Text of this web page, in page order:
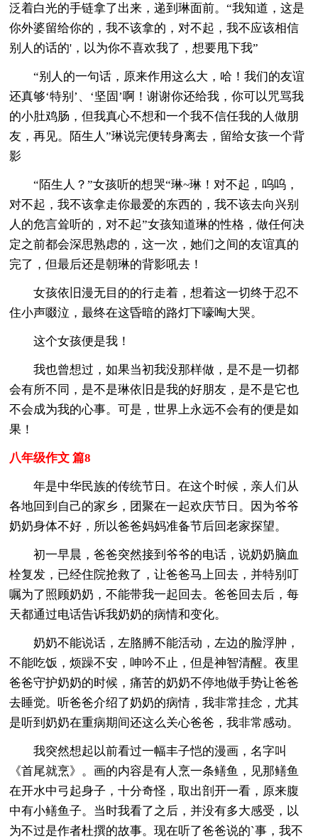
泛着白光的手链拿了出来，递到琳面前。“我知道，这是
你外婆留给你的，我不该拿的，对不起，我不应该相信
别人的话的'，以为你不喜欢我了，想要甩下我”
“别人的一句话，原来作用这么大，哈！我们的友谊
还真够‘特别’、‘坚固’啊！谢谢你还给我，你可以咒骂我
的小肚鸡肠，但我真心不想和一个我不信任我的人做朋
友，再见。陌生人”琳说完便转身离去，留给女孩一个背
影
“陌生人？”女孩听的想哭“琳~琳！对不起，呜呜，
对不起，我不该拿走你最爱的东西的，我不该去向兴别
人的危言耸听的，对不起”女孩知道琳的性格，做任何决
定之前都会深思熟虑的，这一次，她们之间的友谊真的
完了，但最后还是朝琳的背影吼去！
女孩依旧漫无目的的行走着，想着这一切终于忍不
住小声啜泣，最终在这昏暗的路灯下嚎啕大哭。
这个女孩便是我！
我也曾想过，如果当初我没那样做，是不是一切都
会有所不同，是不是琳依旧是我的好朋友，是不是它也
不会成为我的心事。可是，世界上永远不会有的便是如
果！
八年级作文 篇8
年是中华民族的传统节日。在这个时候，亲人们从
各地回到自己的家乡，团聚在一起欢庆节日。因为爷爷
奶奶身体不好，所以爸爸妈妈准备节后回老家探望。
初一早晨，爸爸突然接到爷爷的电话，说奶奶脑血
栓复发，已经住院抢救了，让爸爸马上回去，并特别叮
嘱为了照顾奶奶，不能带我一起回去。爸爸回去后，每
天都通过电话告诉我奶奶的病情和变化。
奶奶不能说话，左胳膊不能活动，左边的脸浮肿，
不能吃饭，烦躁不安，呻吟不止，但是神智清醒。夜里
爸爸守护奶奶的时候，痛苦的奶奶不停地做手势让爸爸
去睡觉。听爸爸介绍了奶奶的病情，我非常挂念，尤其
是听到奶奶在重病期间还这么关心爸爸，我非常感动。
我突然想起以前看过一幅丰子恺的漫画，名字叫
《首尾就烹》。画的内容是有人烹一条鳝鱼，见那鳝鱼
在开水中弓起身子，十分奇怪，取出剖开一看，原来腹
中有小鳝鱼子。当时我看了之后，并没有多大感受，以
为不过是作者杜撰的故事。现在听了爸爸说的`事，我不